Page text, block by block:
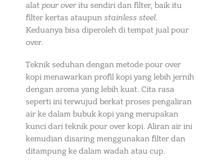
alat pour overitu sendiri dan filter, baik itu
filter kertas ataupun stainless steel.
Keduanya bisa diperoleh di tempat jual pour
over.
Teknik seduhan dengan metode pour over
kopi menawarkan profil kopi yang lebih jernih
dengan aroma yang lebih kuat. Cita rasa
seperti ini terwujud berkat proses pengaliran
air ke dalam bubuk kopi yang merupakan
kunci dari teknik pour over kopi. Aliran air ini
kemudian disaring menggunakan filter dan
ditampung ke dalam wadah atau cup.